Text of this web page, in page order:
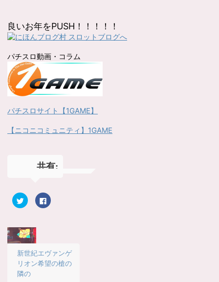
良いお年をPUSH！！！！！
パチスロ動画・コラム
パチスロサイト【1GAME】
【ニコニコミュニティ】1GAME
共有:
ク
リ
て
T
w
i
t
t
e
で
F
a
共
有
す
る
新世紀エヴァンゲ
リオン希望の槍の
隣の